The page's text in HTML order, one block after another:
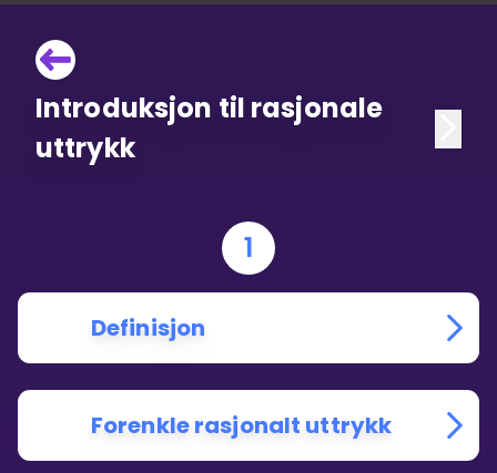
Introduksjon til rasjonale
uttrykk
1
Definisjon
Forenkle rasjonalt uttrykk